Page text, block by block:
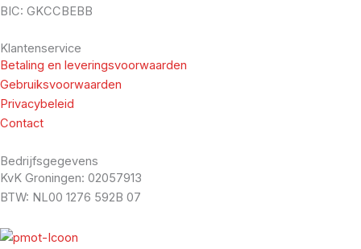
BIC: GKCCBEBB
Klantenservice
Betaling en leveringsvoorwaarden
Gebruiksvoorwaarden
Privacybeleid
Contact
Bedrijfsgegevens
KvK Groningen: 02057913
BTW: NL00 1276 592B 07